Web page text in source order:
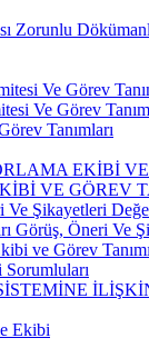
Zorunlu
Ve Görev
Ve Görev
Tanımları
EKİBİ
VE GÖREV
Ve Şikayetleri
Görüş, Öneri Ve
ve Görev Tanımı
Ekibi